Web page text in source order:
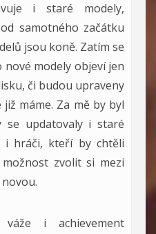
i staré modely,
samotného začátku
jsou koně. Zatím se
modely objeví jen
či budou upraveny
máme. Za mě by byl
se updatovaly i staré
i hráči, kteří by chtěli
zvolit si mezi
i achievement